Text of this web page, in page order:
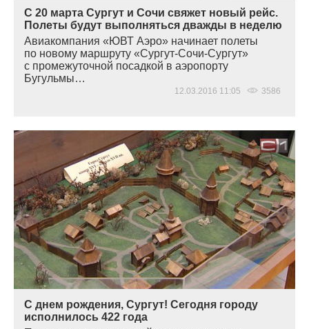
С 20 марта Сургут и Сочи свяжет новый рейс.
Полеты будут выполняться дважды в неделю
Авиакомпания «ЮВТ Аэро» начинает полеты
по новому маршруту «Сургут-Сочи-Сургут»
с промежуточной посадкой в аэропорту
Бугульмы…
12.03.2016 11:05 3586
С днем рождения, Сургут! Сегодня городу
исполнилось 422 года